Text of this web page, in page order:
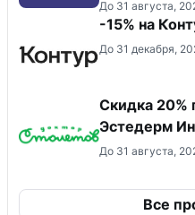
До 31 августа,
-15% на
До 31 декабря,
Скидка 20%
Эстедерм
До 31 августа,
Все